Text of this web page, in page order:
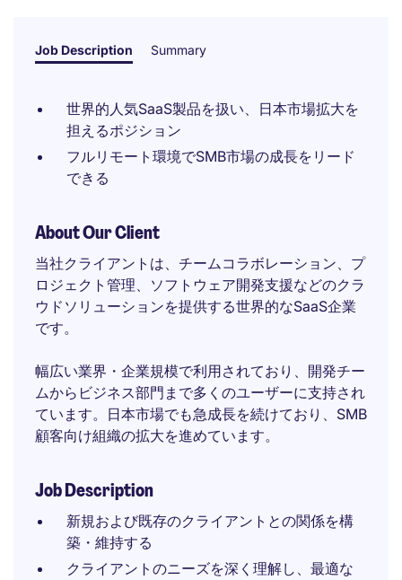
Job Description Summary
世界的人気SaaS製品を扱い、日本市場拡大を
担えるポジション
フルリモート環境でSMB市場の成長をリード
できる
About Our Client
当社クライアントは、チームコラボレーション、プ
ロジェクト管理、ソフトウェア開発支援などのクラ
ウドソリューションを提供する世界的なSaaS企業
です。
幅広い業界・企業規模で利用されており、開発チー
ムからビジネス部門まで多くのユーザーに支持され
ています。日本市場でも急成長を続けており、SMB
顧客向け組織の拡大を進めています。
Job Description
新規および既存のクライアントとの関係を構
築・維持する
クライアントのニーズを深く理解し、最適な